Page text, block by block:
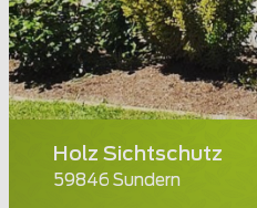
Holz Sichtschutz
59846 Sundern